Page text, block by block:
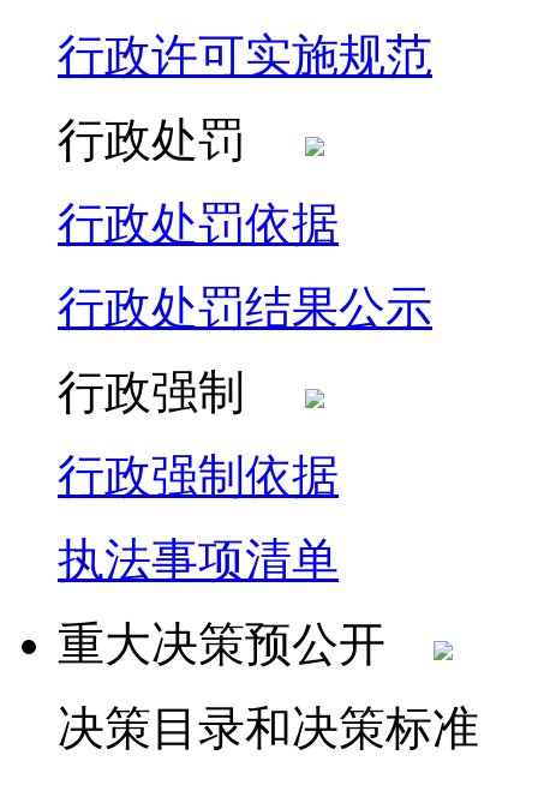
行政许可实施规范
行政处罚
行政处罚依据
行政处罚结果公示
行政强制
行政强制依据
执法事项清单
重大决策预公开
决策目录和决策标准